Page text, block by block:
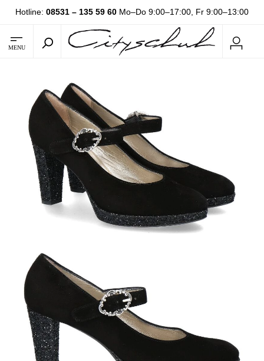
Hotline: 08531 – 135 59 60 Mo–Do 9:00–17:00, Fr 9:00–13:00
MENU